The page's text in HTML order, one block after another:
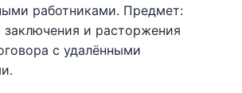
работниками. Предмет:
заключения и расторжения
с удалёнными